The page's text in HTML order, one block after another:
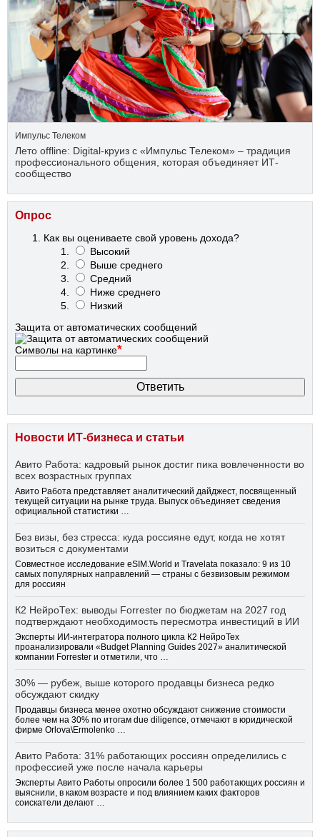
Импульс Телеком
Лето offline: Digital-круиз с «Импульс Телеком» – традиция
профессионального общения, которая объединяет ИТ-
сообщество
Опрос
Как вы оцениваете свой уровень дохода?
Высокий
Выше среднего
Средний
Ниже среднего
Низкий
Защита от автоматических сообщений
Символы на картинке*
Новости ИТ-бизнеса и статьи
Авито Работа: кадровый рынок достиг пика вовлеченности во
всех возрастных группах
Авито Работа представляет аналитический дайджест, посвященный
текущей ситуации на рынке труда. Выпуск объединяет сведения
официальной статистики …
Без визы, без стресса: куда россияне едут, когда не хотят
возиться с документами
Совместное исследование eSIM.World и Travelata показало: 9 из 10
самых популярных направлений — страны с безвизовым режимом
для россиян
К2 НейроТех: выводы Forrester по бюджетам на 2027 год
подтверждают необходимость пересмотра инвестиций в ИИ
Эксперты ИИ-интегратора полного цикла К2 НейроТех
проанализировали «Budget Planning Guides 2027» аналитической
компании Forrester и отметили, что …
30% — рубеж, выше которого продавцы бизнеса редко
обсуждают скидку
Продавцы бизнеса менее охотно обсуждают снижение стоимости
более чем на 30% по итогам due diligence, отмечают в юридической
фирме Orlova\Ermolenko …
Авито Работа: 31% работающих россиян определились с
профессией уже после начала карьеры
Эксперты Авито Работы опросили более 1 500 работающих россиян и
выяснили, в каком возрасте и под влиянием каких факторов
соискатели делают …